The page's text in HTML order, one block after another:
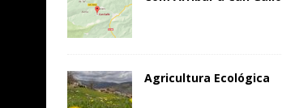
Agricultura Ecológica